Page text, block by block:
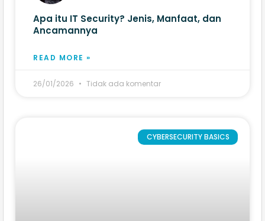
Apa itu IT Security? Jenis, Manfaat, dan
Ancamannya
READ MORE »
26/01/2026 Tidak ada komentar
CYBERSECURITY BASICS